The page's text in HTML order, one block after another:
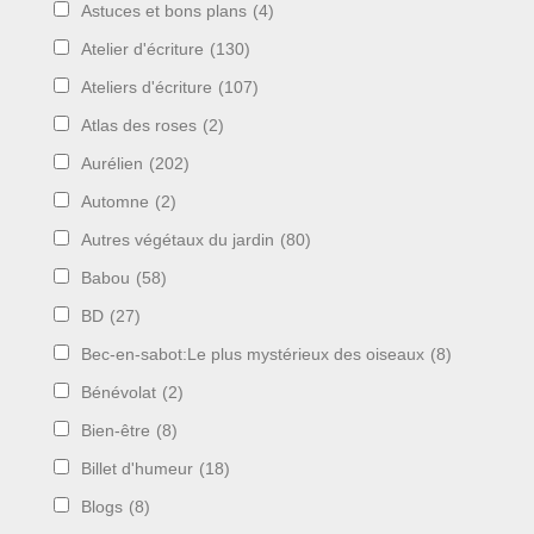
Astuces et bons plans (4)
Atelier d'écriture (130)
Ateliers d'écriture (107)
Atlas des roses (2)
Aurélien (202)
Automne (2)
Autres végétaux du jardin (80)
Babou (58)
BD (27)
Bec-en-sabot:Le plus mystérieux des oiseaux (8)
Bénévolat (2)
Bien-être (8)
Billet d'humeur (18)
Blogs (8)